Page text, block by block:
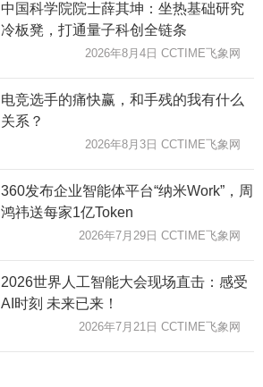
中国科学院院士薛其坤：坐热基础研究
冷板凳，打通量子科创全链条
2026年8月4日 CCTIME飞象网
电竞选手的痛快赢，和手残的我有什么
关系？
2026年8月3日 CCTIME飞象网
360发布企业智能体平台“纳米Work”，周
鸿祎送每家1亿Token
2026年7月29日 CCTIME飞象网
2026世界人工智能大会现场直击：感受
AI时刻 未来已来！
2026年7月21日 CCTIME飞象网